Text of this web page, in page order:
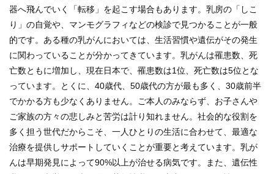
外来
フロアマップ
駐車場
九州大学病院基金についてご寄付のお願い
公式YouTube 公式X 公式instagram
器へ飛んでいく「転移」を起こす場合もあります。乳房の「しこ
り」の自覚や、マンモグラフィなどの検診で見つかることが一般
的です。ある種の乳がんにおいては、生活習慣や遺伝がその発生
に関わっていることが分かってきています。乳がんは罹患数、死
亡数ともに増加し、現在日本で、罹患数は1位、死亡数は5位とな
っています。とくに、40歳代、50歳代の方が最も多く、30歳前半
でかかる方も少なくありません。ご本人のみならず、お子さんや
ご家族の方々の悲しみと苦労は計り知れません。社会的な役割を
多く担う世代だからこそ、一人ひとりの生活に合わせて、最適な
治療を提供しサポートしていくことが重要と考えています。乳が
んは早期発見によって90%以上が治せる病気です。また、遺伝性